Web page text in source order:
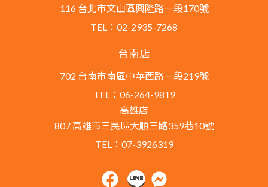
116 台北市文山區興隆路一段170號
TEL：02-2935-7268
台南店
702 台南市南區中華西路一段219號
TEL：06-264-9819
高雄店
807 高雄市三民區大順三路359巷10號
TEL：07-3926319